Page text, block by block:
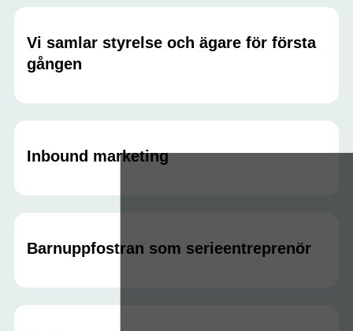
Vi samlar styrelse och ägare för första
gången
Inbound marketing
Barnuppfostran som serieentreprenör